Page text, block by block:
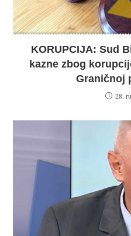
KORUPCIJA: Sud
kazne zbog
Graničnoj
28.